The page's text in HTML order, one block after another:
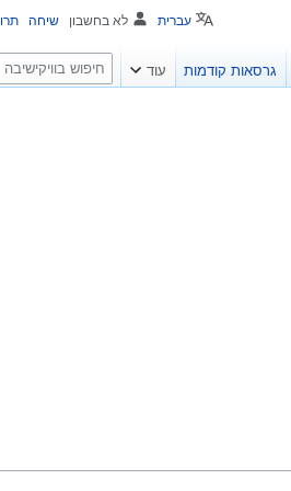
עברית לא בחשבון שיחה
גרסאות קודמות עוד
ח
י